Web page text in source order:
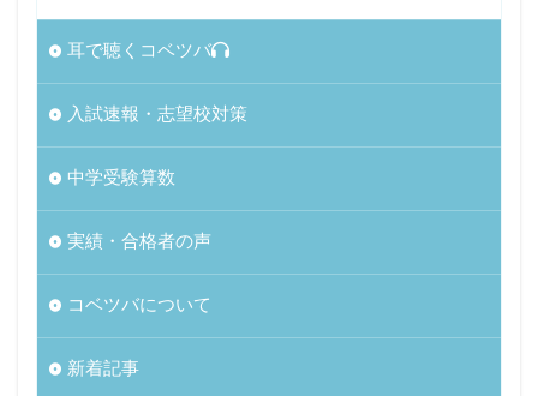
耳で聴くコベツバ
入試速報・志望校対策
中学受験算数
実績・合格者の声
コベツバについて
新着記事